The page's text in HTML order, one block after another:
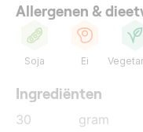
Allergenen &
Soja Ei
Ingrediënten
30 gram